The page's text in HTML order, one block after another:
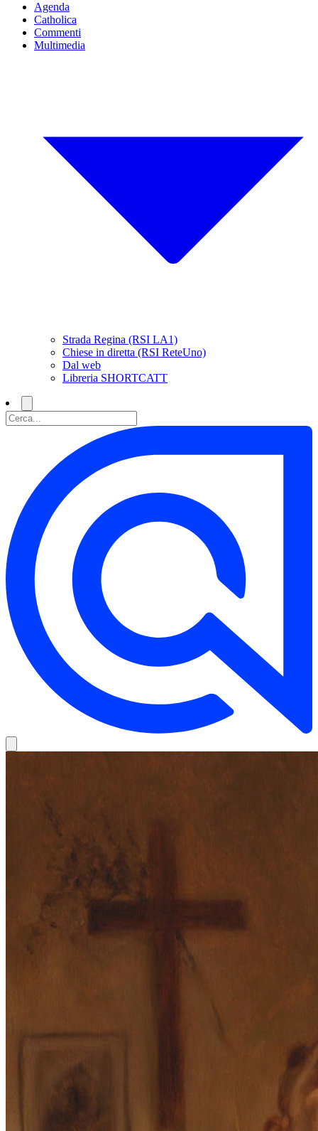
Agenda
Catholica
Commenti
Multimedia
Strada Regina (RSI LA1)
Chiese in diretta (RSI ReteUno)
Dal web
Libreria SHORTCATT